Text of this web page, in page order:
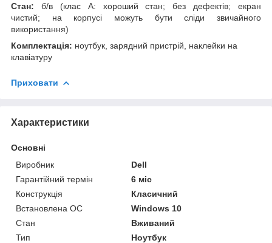
Стан: б/в (клас А: хороший стан; без дефектів; екран
чистий; на корпусі можуть бути сліди звичайного
використання)
Комплектація: ноутбук, зарядний пристрій, наклейки на
клавіатуру
Приховати
Характеристики
Основні
Виробник
Dell
Гарантійний термін
6 міс
Конструкція
Класичний
Встановлена ОС
Windows 10
Стан
Вживаний
Тип
Ноутбук